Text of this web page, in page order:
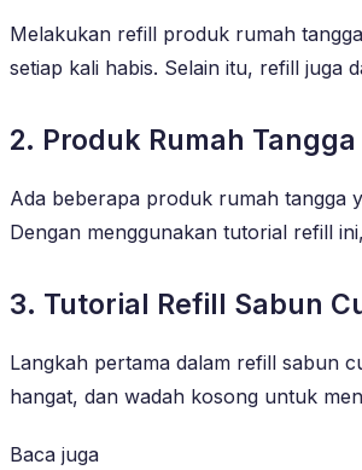
Melakukan refill produk rumah
setiap kali habis. Selain itu, refill juga
2. Produk Rumah
Ada beberapa produk rumah tangga
Dengan menggunakan tutorial refill
3. Tutorial Refill Sabun
Langkah pertama dalam refill sabun
hangat, dan wadah kosong untuk
Baca juga